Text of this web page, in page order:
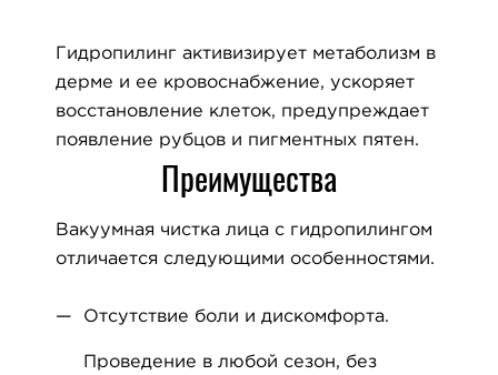
Гидропилинг активизирует метаболизм в
дерме и ее кровоснабжение, ускоряет
восстановление клеток, предупреждает
появление рубцов и пигментных пятен.
Преимущества
Вакуумная чистка лица с гидропилингом
отличается следующими особенностями.
Отсутствие боли и дискомфорта.
Проведение в любой сезон, без